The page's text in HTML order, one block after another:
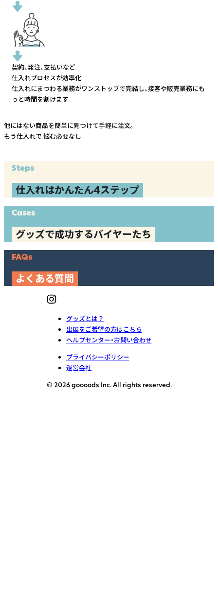
契約、発注、支払いなど
仕入れプロセスが効率化
仕入れにまつわる業務がワンストップで完結し、接客や販売業務にも
っと時間を割けます
他にはない商品を簡単に見つけて手軽に注文。
もう仕入れで 悩む必要なし
Steps
仕入れはかんたん4ステップ
Cases
グッズで成功するバイヤーたち
FAQs
よくある質問
グッズとは？
出展をご希望の方はこちら
ヘルプセンター・お問い合わせ
プライバシーポリシー
運営会社
© 2026 goooods Inc. All rights reserved.